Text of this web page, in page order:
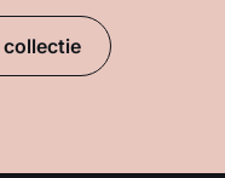
collectie